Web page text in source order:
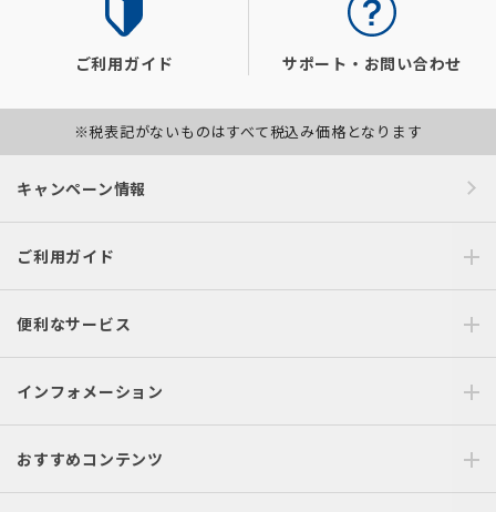
ご利用ガイド サポート・お問い合わせ
※税表記がないものはすべて税込み価格となります
キャンペーン情報
ご利用ガイド
便利なサービス
インフォメーション
おすすめコンテンツ